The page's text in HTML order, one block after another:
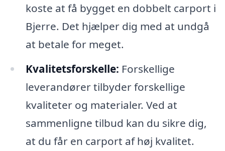
koste at få bygget en dobbelt carport i
Bjerre. Det hjælper dig med at undgå
at betale for meget.
Kvalitetsforskelle: Forskellige
leverandører tilbyder forskellige
kvaliteter og materialer. Ved at
sammenligne tilbud kan du sikre dig,
at du får en carport af høj kvalitet.